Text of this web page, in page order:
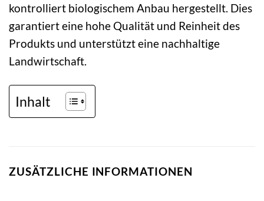
kontrolliert biologischem Anbau hergestellt. Dies
garantiert eine hohe Qualität und Reinheit des
Produkts und unterstützt eine nachhaltige
Landwirtschaft.
Inhalt
ZUSÄTZLICHE INFORMATIONEN